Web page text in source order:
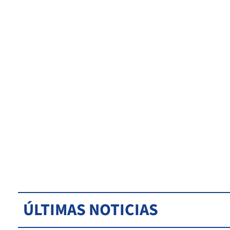
ÚLTIMAS NOTICIAS